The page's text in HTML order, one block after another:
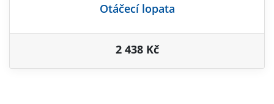
Otáčecí lopata
2 438 Kč